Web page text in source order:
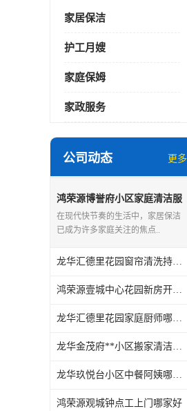
家居保洁
护工月嫂
家庭保姆
家政服务
公司动态 更多
鸿荣源博誉府小区家庭清洁服
务怎么样
在现代快节奏的生活中，家居保洁
已成为许多家庭关注的焦点..
龙华汇德里花园窗帘清洗持证上岗
鸿荣源壹城中心花园新房开荒保洁怎么样
龙华汇德里花园家庭厨师哪家好
龙华金茂府**小区搬家清洁怎么样
龙华玖悦台小区中餐阿姨哪家好
鸿荣源观城钟点工上门哪家好